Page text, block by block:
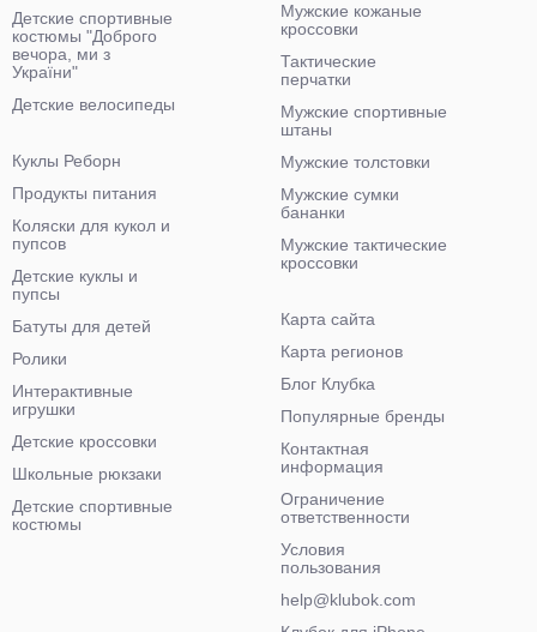
Детские спортивные
костюмы "Доброго
вечора, ми з
України"
Детские велосипеды
Мужские кожаные
кроссовки
Тактические
перчатки
Мужские спортивные
штаны
Мужские толстовки
Мужские сумки
бананки
Мужские тактические
кроссовки
Куклы Реборн
Продукты питания
Коляски для кукол и
пупсов
Детские куклы и
пупсы
Батуты для детей
Ролики
Интерактивные
игрушки
Детские кроссовки
Школьные рюкзаки
Детские спортивные
костюмы
Карта сайта
Карта регионов
Блог Клубка
Популярные бренды
Контактная
информация
Ограничение
ответственности
Условия
пользования
help@klubok.com